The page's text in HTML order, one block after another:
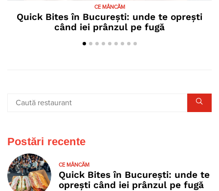
CE MÂNCĂM
Quick Bites în București: unde te oprești
când iei prânzul pe fugă
Postări recente
CE MÂNCĂM
Quick Bites în București: unde te
oprești când iei prânzul pe fugă